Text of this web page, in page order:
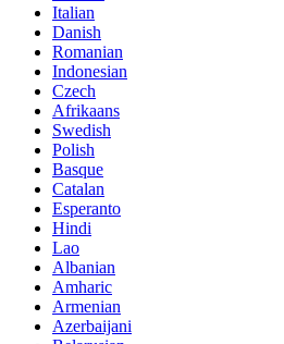
Italian
Danish
Romanian
Indonesian
Czech
Afrikaans
Swedish
Polish
Basque
Catalan
Esperanto
Hindi
Lao
Albanian
Amharic
Armenian
Azerbaijani